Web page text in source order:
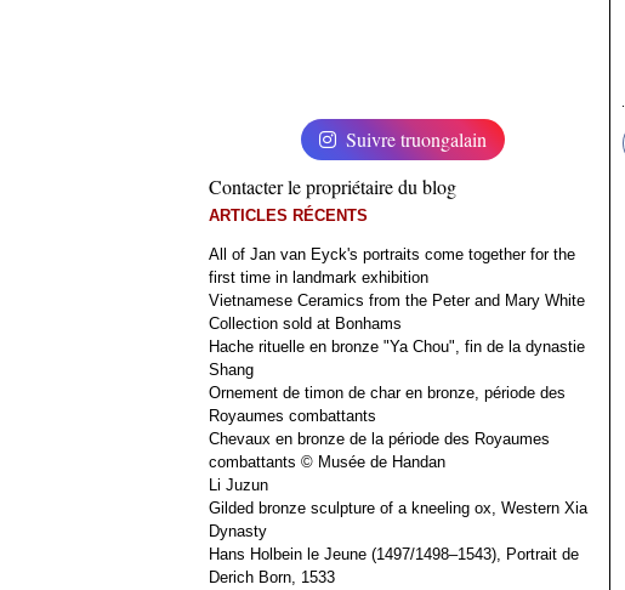
Suivre truongalain
Contacter le propriétaire du blog
ARTICLES RÉCENTS
All of Jan van Eyck's portraits come together for the
first time in landmark exhibition
Vietnamese Ceramics from the Peter and Mary White
Collection sold at Bonhams
Hache rituelle en bronze "Ya Chou", fin de la dynastie
Shang
Ornement de timon de char en bronze, période des
Royaumes combattants
Chevaux en bronze de la période des Royaumes
combattants © Musée de Handan
Li Juzun
Gilded bronze sculpture of a kneeling ox, Western Xia
Dynasty
Hans Holbein le Jeune (1497/1498–1543), Portrait de
Derich Born, 1533